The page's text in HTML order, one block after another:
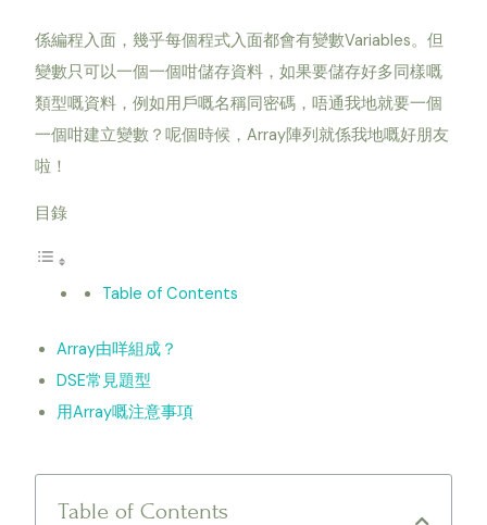
係編程入面，幾乎每個程式入面都會有變數Variables。但
變數只可以一個一個咁儲存資料，如果要儲存好多同樣嘅
類型嘅資料，例如用戶嘅名稱同密碼，唔通我地就要一個
一個咁建立變數？呢個時候， Array陣列就係我地嘅好朋友
啦！
目錄
Table of Contents
Array由咩組成？
DSE常見題型
用Array嘅注意事項
Table of Contents